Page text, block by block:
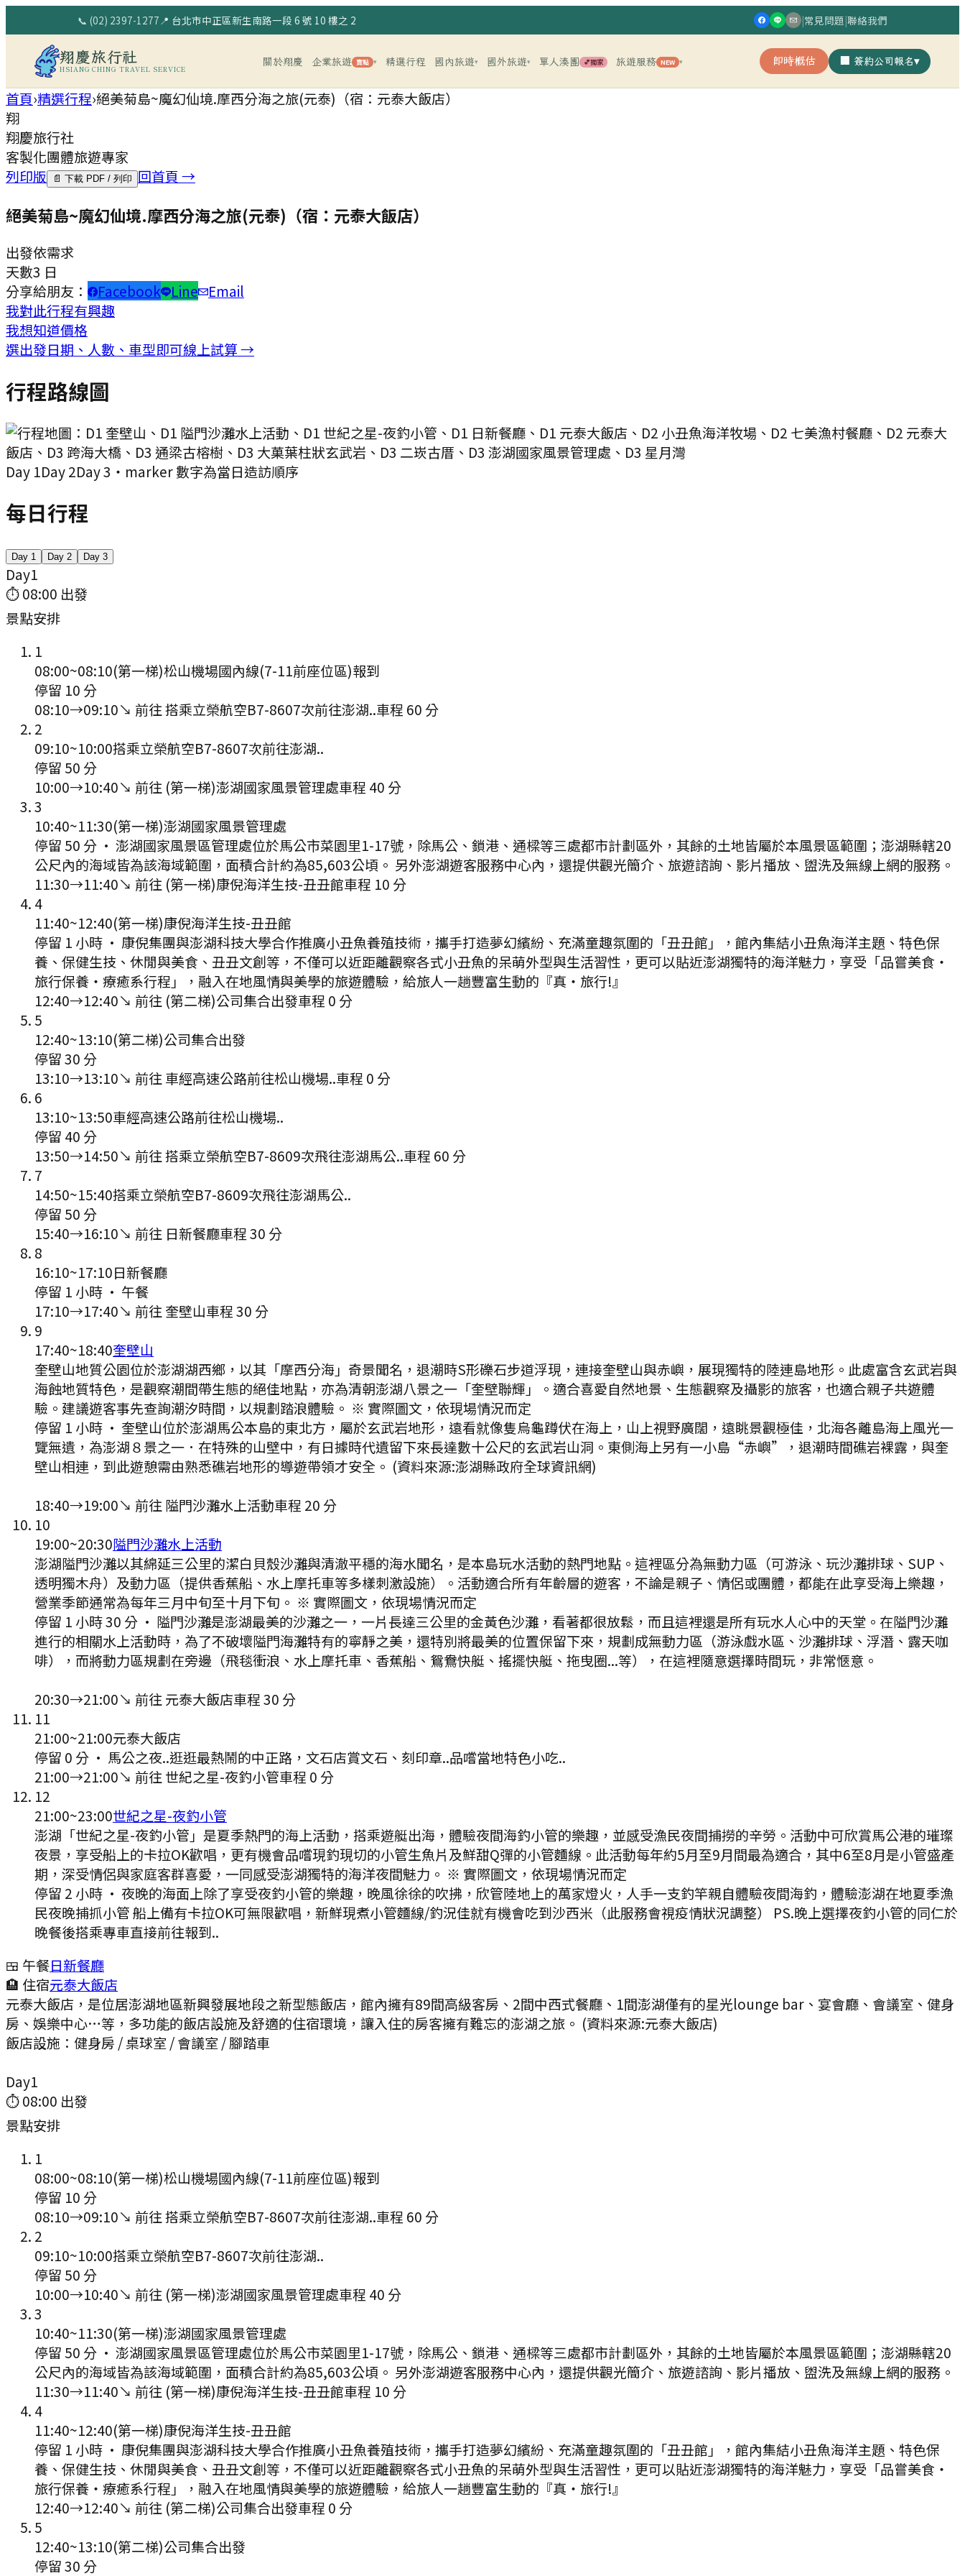
📞 (02) 2397-1277📍 台北市中正區新生南路一段 6 號 10 樓之 2 |常見問題|聯絡我們
翔慶旅行社
HSIANG CHING TRAVEL SERVICE
關於翔慶 企業旅遊 賣點 ▾ 精選行程 國內旅遊▾ 國外旅遊▾ 單人湊團 💕獨家 旅遊服務 NEW ▾ 即時概估 🏢 簽約公司報名▾
首頁›精選行程›絕美菊島~魔幻仙境.摩西分海之旅(元泰)（宿：元泰大飯店）
翔
翔慶旅行社
客製化團體旅遊專家
列印版
📄 下載 PDF / 列印 回首頁 →
絕美菊島~魔幻仙境.摩西分海之旅(元泰)（宿：元泰大飯店）
出發依需求
天數3 日
分享給朋友：
Facebook Line
Email
我對此行程有興趣
我想知道價格
選出發日期、人數、車型即可線上試算 →
行程路線圖
Day 1Day2Day3 ・marker 數字為當日造訪順序
每日行程
Day 1 Day 2 Day 3
Day1
⏱08:00 出發
景點安排
1
08:00~08:10(第一梯)松山機場國內線(7-11前座位區)報到
停留 10 分
08:10→09:10↘ 前往搭乘立榮航空B7-8607次前往澎湖..車程 60 分
2
09:10~10:00搭乘立榮航空B7-8607次前往澎湖..
停留 50 分
10:00→10:40↘ 前往 (第一梯)澎湖國家風景管理處車程 40 分
3
10:40~11:30(第一梯)澎湖國家風景管理處
停留 50 分 · 澎湖國家風景區管理處位於馬公市菜園里1-17號，除馬公、鎖港、通樑等三處都市計劃區外，其餘的土地皆屬於本風景區範圍；澎湖縣轄20
公尺內的海域皆為該海域範圍，面積合計約為85,603公頃。 另外澎湖遊客服務中心內，還提供觀光簡介、旅遊諮詢、影片播放、盥洗及無線上網的服務。
11:30→11:40↘ 前往 (第一梯)康倪海洋生技-丑丑館車程 10 分
4
11:40~12:40(第一梯)康倪海洋生技-丑丑館
停留 1 小時 · 康倪集團與澎湖科技大學合作推廣小丑魚養殖技術，攜手打造夢幻繽紛、充滿童趣氛圍的「丑丑館」，館內集結小丑魚海洋主題、特色保
養、保健生技、休閒與美食、丑丑文創等，不僅可以近距離觀察各式小丑魚的呆萌外型與生活習性，更可以貼近澎湖獨特的海洋魅力，享受「品嘗美食‧
旅行保養‧療癒系行程」，融入在地風情與美學的旅遊體驗，給旅人一趟豐富生動的『真‧旅行!』
12:40→12:40↘ 前往 (第二梯)公司集合出發車程 0 分
5
12:40~13:10(第二梯)公司集合出發
停留 30 分
13:10→13:10↘ 前往 車經高速公路前往松山機場..車程 0 分
6
13:10~13:50車經高速公路前往松山機場..
停留 40 分
13:50→14:50↘ 前往搭乘立榮航空B7-8609次飛往澎湖馬公..車程 60 分
7
14:50~15:40搭乘立榮航空B7-8609次飛往澎湖馬公..
停留 50 分
15:40→16:10↘ 前往 日新餐廳車程30 分
8
16:10~17:10日新餐廳
停留 1 小時 · 午餐
17:10→17:40↘ 前往 奎壁山車程30 分
9
17:40~18:40奎壁山
奎壁山地質公園位於澎湖湖西鄉，以其「摩西分海」奇景聞名，退潮時S形礫石步道浮現，連接奎壁山與赤嶼，展現獨特的陸連島地形。此處富含玄武岩與
海蝕地質特色，是觀察潮間帶生態的絕佳地點，亦為清朝澎湖八景之一「奎壁聯輝」。適合喜愛自然地景、生態觀察及攝影的旅客，也適合親子共遊體
驗。建議遊客事先查詢潮汐時間，以規劃踏浪體驗。 ※ 實際圖文，依現場情況而定
停留 1 小時 · 奎壁山位於澎湖馬公本島的東北方，屬於玄武岩地形，遠看就像隻烏龜蹲伏在海上，山上視野廣闊，遠眺景觀極佳，北海各離島海上風光一
覽無遺，為澎湖８景之一．在特殊的山壁中，有日據時代遺留下來長達數十公尺的玄武岩山洞。東側海上另有一小島“赤嶼”，退潮時間礁岩裸露，與奎
壁山相連，到此遊憩需由熟悉礁岩地形的導遊帶領才安全。 (資料來源:澎湖縣政府全球資訊網)
18:40→19:00↘ 前往 隘門沙灘水上活動車程 20 分
10
19:00~20:30隘門沙灘水上活動
澎湖隘門沙灘以其綿延三公里的潔白貝殼沙灘與清澈平穩的海水聞名，是本島玩水活動的熱門地點。這裡區分為無動力區（可游泳、玩沙灘排球、SUP、
透明獨木舟）及動力區（提供香蕉船、水上摩托車等多樣刺激設施）。活動適合所有年齡層的遊客，不論是親子、情侶或團體，都能在此享受海上樂趣，
營業季節通常為每年三月中旬至十月下旬。 ※ 實際圖文，依現場情況而定
停留 1 小時 30 分 · 隘門沙灘是澎湖最美的沙灘之一，一片長達三公里的金黃色沙灘，看著都很放鬆，而且這裡還是所有玩水人心中的天堂。在隘門沙灘
進行的相關水上活動時，為了不破壞隘門海灘特有的寧靜之美，還特別將最美的位置保留下來，規劃成無動力區（游泳戲水區、沙灘排球、浮潛、露天咖
啡），而將動力區規劃在旁邊（飛毯衝浪、水上摩托車、香蕉船、鴛鴦快艇、搖擺快艇、拖曳圈...等），在這裡隨意選擇時間玩，非常愜意。
20:30→21:00↘ 前往 元泰大飯店車程30 分
11
21:00~21:00元泰大飯店
停留 0 分 · 馬公之夜..逛逛最熱鬧的中正路，文石店賞文石、刻印章..品嚐當地特色小吃..
21:00→21:00↘ 前往 世紀之星-夜釣小管車程 0 分
12
21:00~23:00世紀之星-夜釣小管
澎湖「世紀之星-夜釣小管」是夏季熱門的海上活動，搭乘遊艇出海，體驗夜間海釣小管的樂趣，並感受漁民夜間捕撈的辛勞。活動中可欣賞馬公港的璀璨
夜景，享受船上的卡拉OK歡唱，更有機會品嚐現釣現切的小管生魚片及鮮甜Q彈的小管麵線。此活動每年約5月至9月間最為適合，其中6至8月是小管盛產
期，深受情侶與家庭客群喜愛，一同感受澎湖獨特的海洋夜間魅力。 ※ 實際圖文，依現場情況而定
停留 2 小時 · 夜晚的海面上除了享受夜釣小管的樂趣，晚風徐徐的吹拂，欣管陸地上的萬家燈火，人手一支釣竿親自體驗夜間海釣，體驗澎湖在地夏季漁
民夜晚捕抓小管 船上備有卡拉OK可無限歡唱，新鮮現煮小管麵線/釣況佳就有機會吃到沙西米（此服務會視疫情狀況調整） PS.晚上選擇夜釣小管的同仁於
晚餐後搭乘專車直接前往報到..
🍱 午餐日新餐廳
🏨 住宿元泰大飯店
元泰大飯店，是位居澎湖地區新興發展地段之新型態飯店，館內擁有89間高級客房、2間中西式餐廳、1間澎湖僅有的星光lounge bar、宴會廳、會議室、健身
房、娛樂中心…等，多功能的飯店設施及舒適的住宿環境，讓入住的房客擁有難忘的澎湖之旅。 (資料來源:元泰大飯店)
飯店設施： 健身房 / 桌球室 / 會議室 / 腳踏車
Day1
⏱08:00 出發
景點安排
1
08:00~08:10(第一梯)松山機場國內線(7-11前座位區)報到
停留 10 分
08:10→09:10↘ 前往搭乘立榮航空B7-8607次前往澎湖..車程 60 分
2
09:10~10:00搭乘立榮航空B7-8607次前往澎湖..
停留 50 分
10:00→10:40↘ 前往 (第一梯)澎湖國家風景管理處車程 40 分
3
10:40~11:30(第一梯)澎湖國家風景管理處
停留 50 分 · 澎湖國家風景區管理處位於馬公市菜園里1-17號，除馬公、鎖港、通樑等三處都市計劃區外，其餘的土地皆屬於本風景區範圍；澎湖縣轄20
公尺內的海域皆為該海域範圍，面積合計約為85,603公頃。 另外澎湖遊客服務中心內，還提供觀光簡介、旅遊諮詢、影片播放、盥洗及無線上網的服務。
11:30→11:40↘ 前往 (第一梯)康倪海洋生技-丑丑館車程 10 分
4
11:40~12:40(第一梯)康倪海洋生技-丑丑館
停留 1 小時 · 康倪集團與澎湖科技大學合作推廣小丑魚養殖技術，攜手打造夢幻繽紛、充滿童趣氛圍的「丑丑館」，館內集結小丑魚海洋主題、特色保
養、保健生技、休閒與美食、丑丑文創等，不僅可以近距離觀察各式小丑魚的呆萌外型與生活習性，更可以貼近澎湖獨特的海洋魅力，享受「品嘗美食‧
旅行保養‧療癒系行程」，融入在地風情與美學的旅遊體驗，給旅人一趟豐富生動的『真‧旅行!』
12:40→12:40↘ 前往 (第二梯)公司集合出發車程 0 分
5
12:40~13:10(第二梯)公司集合出發
停留 30 分